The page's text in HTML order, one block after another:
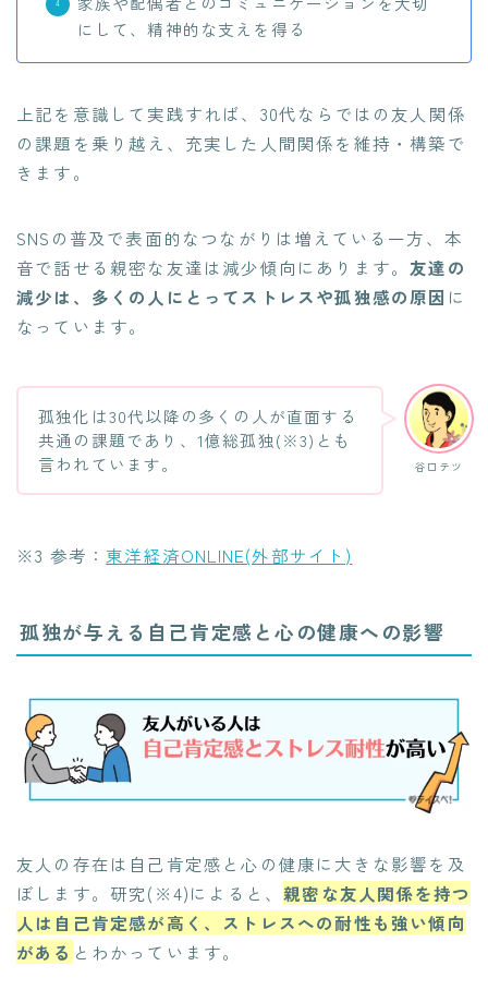
にして、精神的な支えを得る
上記を意識して実践すれば、30代ならではの友人関係
の課題を乗り越え、充実した人間関係を維持・構築で
きます。
SNSの普及で表面的なつながりは増えている一方、本
音で話せる親密な友達は減少傾向にあります。 友達の
減少は、多くの人にとってストレスや孤独感の原因 に
なっています。
谷口テツ
孤独化は30代以降の多くの人が直面する
共通の課題であり、1億総孤独(※3)とも
言われています。
※3 参考： 東洋経済ONLINE(外部サイト)
孤独が与える自己肯定感と心の健康への影響
友人の存在は自己肯定感と心の健康に大きな影響を及
ぼします。研究(※4)によると、親密な友人関係を持つ
人は自己肯定感が高く、ストレスへの耐性も強い傾向
がある とわかっています。